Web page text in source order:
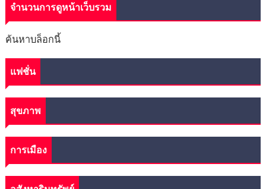
จำนวนการดูหน้าเว็บรวม
ค้นหาบล็อกนี้
แฟชั่น
สุขภาพ
การเมือง